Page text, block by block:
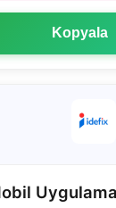
Kopyala